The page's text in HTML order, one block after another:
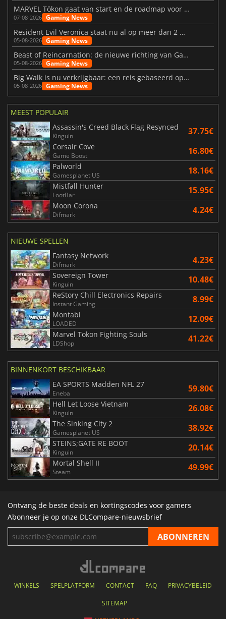
MARVEL Tōkon gaat van start en de roadmap voor jaar 1 is bekendgemaakt
07-08-2026 Gaming News
Resident Evil Veronica staat nu al op meer dan 2 miljoen verlanglijstjes
05-08-2026 Gaming News
Beast of Reincarnation: de nieuwe richting van Game Freak
05-08-2026 Gaming News
Big Walk is nu verkrijgbaar: een reis gebaseerd op vriendschap
05-08-2026 Gaming News
MEEST POPULAIR
Assassin's Creed Black Flag Resynced
Kinguin 37.75€
Corsair Cove
Game Boost 16.80€
Palworld
Gamesplanet US 18.16€
Mistfall Hunter
LootBar 15.95€
Moon Corona
Difmark 4.24€
NIEUWE SPELLEN
Fantasy Network
Difmark 4.23€
Sovereign Tower
Kinguin 10.48€
ReStory Chill Electronics Repairs
Instant Gaming 8.99€
Montabi
LOADED 12.09€
Marvel Tokon Fighting Souls
LDShop 41.22€
BINNENKORT BESCHIKBAAR
EA SPORTS Madden NFL 27
Eneba 59.80€
Hell Let Loose Vietnam
Kinguin 26.08€
The Sinking City 2
Gamesplanet US 38.92€
STEINS;GATE RE BOOT
Kinguin 20.14€
Mortal Shell II
Steam 49.99€
Ontvang de beste deals en kortingscodes voor gamers
Abonneer je op onze DLCompare-nieuwsbrief
WINKELS SPELPLATFORM CONTACT FAQ PRIVACYBELEID
SITEMAP